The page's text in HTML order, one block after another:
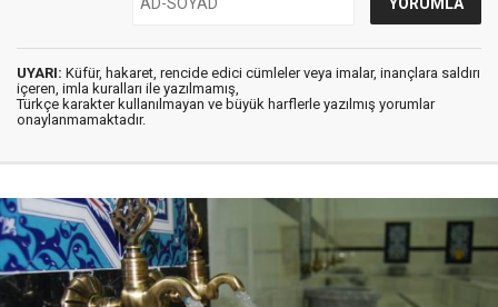
UYARI: Küfür, hakaret, rencide edici cümleler veya imalar, inançlara saldırı
içeren, imla kuralları ile yazılmamış,
Türkçe karakter kullanılmayan ve büyük harflerle yazılmış yorumlar
onaylanmamaktadır.